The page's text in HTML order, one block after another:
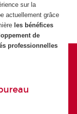
sur la
actuellement grâce
les bénéfices
de
professionnelles